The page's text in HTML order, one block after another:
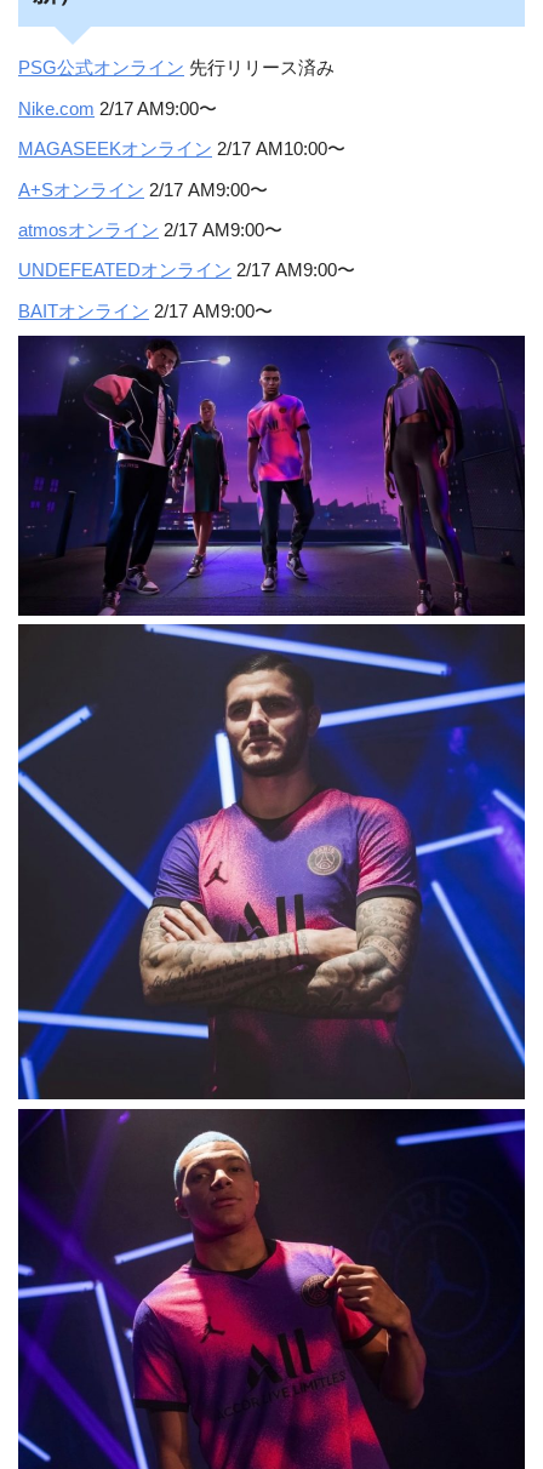
PSG公式オンライン 先行リリース済み
Nike.com 2/17 AM9:00〜
MAGASEEKオンライン 2/17 AM10:00〜
A+Sオンライン 2/17 AM9:00〜
atmosオンライン 2/17 AM9:00〜
UNDEFEATEDオンライン 2/17 AM9:00〜
BAITオンライン 2/17 AM9:00〜